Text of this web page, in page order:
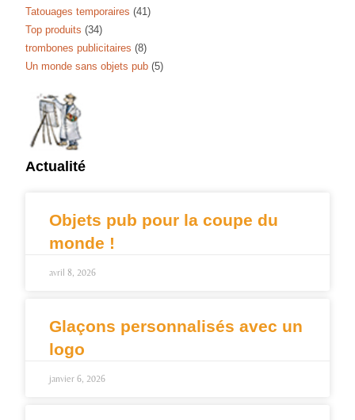
Tatouages temporaires (41)
Top produits (34)
trombones publicitaires (8)
Un monde sans objets pub (5)
Actualité
Objets pub pour la coupe du
monde !
avril 8, 2026
Glaçons personnalisés avec un
logo
janvier 6, 2026